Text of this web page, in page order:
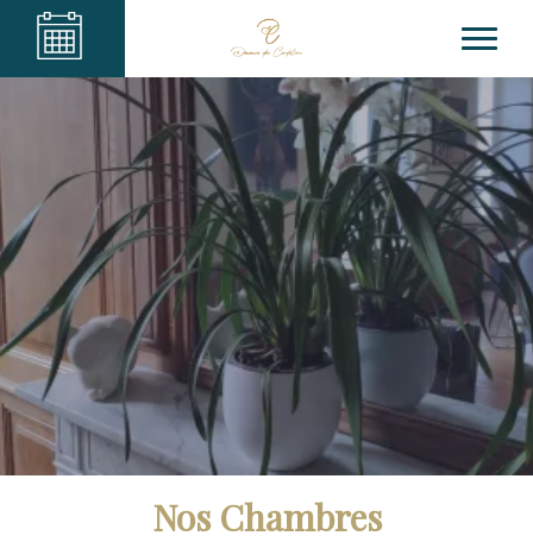
Nos Chambres